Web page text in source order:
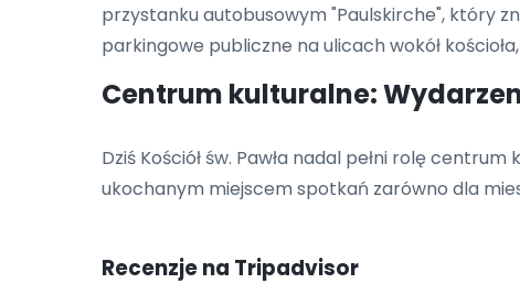
przystanku autobusowym "Paulskirche", który
parkingowe publiczne na ulicach wokół
Centrum kulturalne:
Dziś Kościół św. Pawła nadal pełni rolę
ukochanym miejscem spotkań zarówno dla
Recenzje na Tripadvisor